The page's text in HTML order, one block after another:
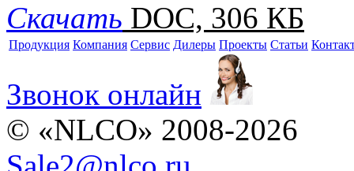
Скачать DOC, 306 КБ
Продукция Компания Сервис Дилеры Проекты Статьи
Звонок онлайн
© «NLCO» 2008-2026